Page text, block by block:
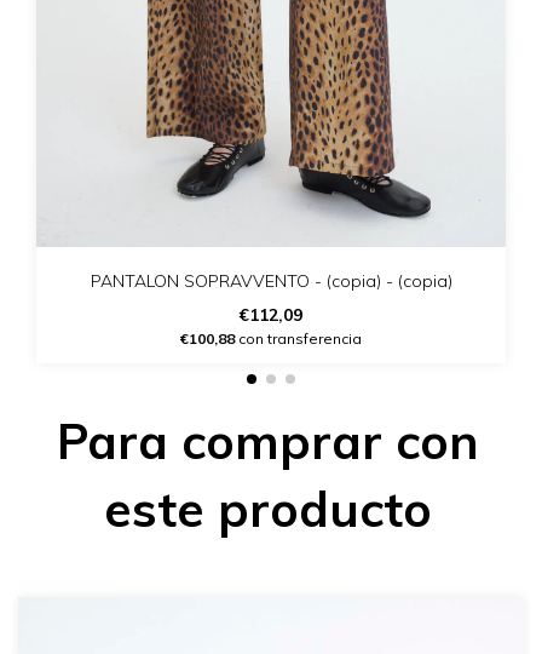
PANTALON SOPRAVVENTO - (copia) - (copia)
€112,09
€100,88con transferencia
Para comprar con
este producto